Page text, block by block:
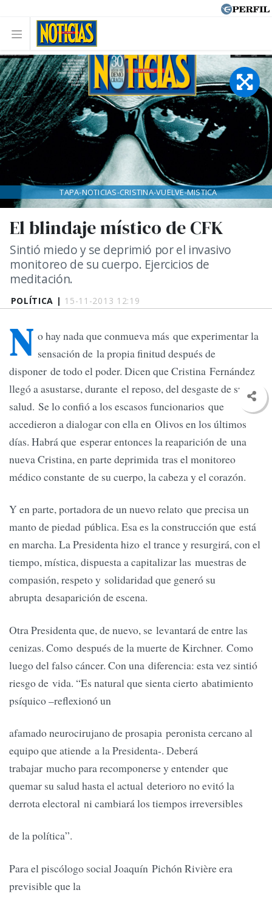
POLÍTICA | 15-11-2013 12:19
El blindaje místico de CFK
Sintió miedo y se deprimió por el invasivo
monitoreo de su cuerpo. Ejercicios de
meditación.
TAPA-NOTICIAS-CRISTINA-VUELVE-MISTICA
N o hay nada que conmueva más que experimentar la
sensación de la propia finitud después de
disponer de todo el poder. Dicen que Cristina Fernández
llegó a asustarse, durante el reposo, del desgaste de su
salud. Se lo confió a los escasos funcionarios que
accedieron a dialogar con ella en Olivos en los últimos
días. Habrá que esperar entonces la reaparición de una
nueva Cristina, en parte deprimida tras el monitoreo
médico constante de su cuerpo, la cabeza y el corazón.
Y en parte, portadora de un nuevo relato que precisa un
manto de piedad pública. Esa es la construcción que está
en marcha. La Presidenta hizo el trance y resurgirá, con el
tiempo, mística, dispuesta a capitalizar las muestras de
compasión, respeto y solidaridad que generó su
abrupta desaparición de escena.
Otra Presidenta que, de nuevo, se levantará de entre las
cenizas. Como después de la muerte de Kirchner. Como
luego del falso cáncer. Con una diferencia: esta vez sintió
riesgo de vida. “Es natural que sienta cierto abatimiento
psíquico –reflexionó un
afamado neurocirujano de prosapia peronista cercano al
equipo que atiende a la Presidenta-. Deberá
trabajar mucho para recomponerse y entender que
quemar su salud hasta el actual deterioro no evitó la
derrota electoral ni cambiará los tiempos irreversibles
de la política”.
Para el piscólogo social Joaquín Pichón Rivière era
previsible que la